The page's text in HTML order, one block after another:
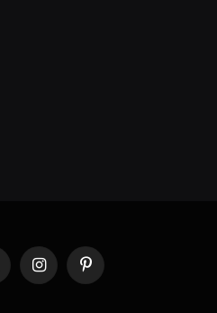
InstagramPinterest